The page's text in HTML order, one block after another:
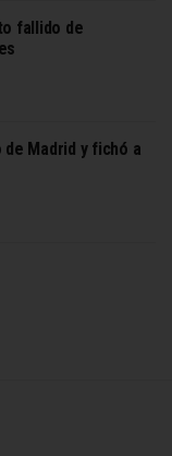
fallido de
Madrid y fichó a